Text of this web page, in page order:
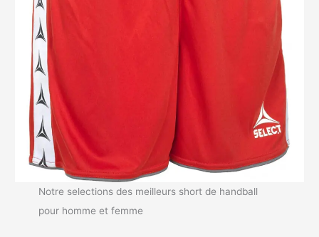
Notre selections des meilleurs short de handball
pour homme et femme